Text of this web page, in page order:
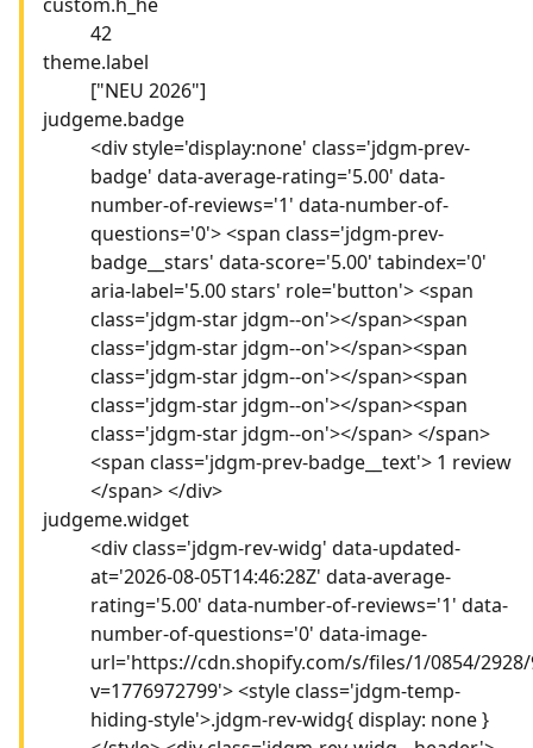
42
theme.label
["NEU 2026"]
judgeme.badge
<div style='display:none' class='jdgm-prev-
badge' data-average-rating='5.00' data-
number-of-reviews='1' data-number-of-
questions='0'> <span class='jdgm-prev-
badge__stars' data-score='5.00' tabindex='0'
aria-label='5.00 stars' role='button'> <span
class='jdgm-star jdgm--on'></span><span
class='jdgm-star jdgm--on'></span><span
class='jdgm-star jdgm--on'></span><span
class='jdgm-star jdgm--on'></span><span
class='jdgm-star jdgm--on'></span> </span>
<span class='jdgm-prev-badge__text'> 1 review
</span> </div>
judgeme.widget
<div class='jdgm-rev-widg' data-updated-
at='2026-08-05T14:46:28Z' data-average-
rating='5.00' data-number-of-reviews='1' data-
number-of-questions='0' data-image-
url='https://cdn.shopify.com/s/files/1/0854/2928/
v=1776972799'> <style class='jdgm-temp-
hiding-style'>.jdgm-rev-widg{ display: none }